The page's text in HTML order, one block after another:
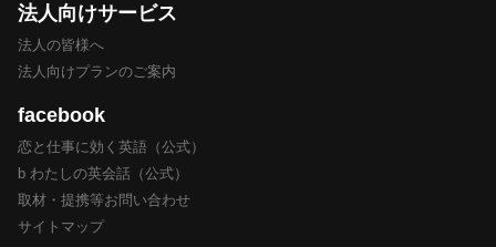
法人向けサービス
法人の皆様へ
法人向けプランのご案内
facebook
恋と仕事に効く英語（公式）
b わたしの英会話（公式）
取材・提携等お問い合わせ
サイトマップ